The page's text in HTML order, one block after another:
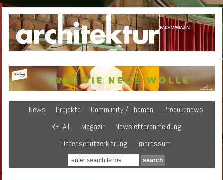
News Projekte Community / Themen
Produktnews
RETAIL
Magazin
Newsletteranmeldung
Datenschutzerklärung
Impressum